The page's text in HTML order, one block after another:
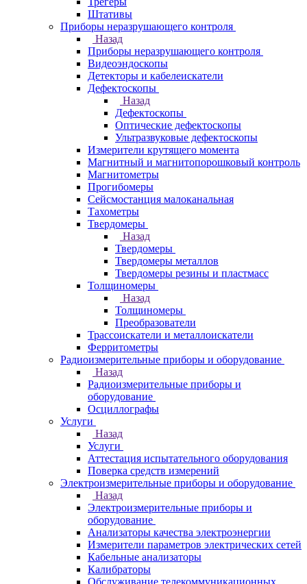
Штативы
Приборы неразрушающего контроля
Назад
Приборы неразрушающего контроля
Видеоэндоскопы
Детекторы и кабелеискатели
Дефектоскопы
Назад
Дефектоскопы
Оптические дефектоскопы
Ультразвуковые дефектоскопы
Измерители крутящего момента
Магнитный и магнитопорошковый контроль
Магнитометры
Прогибомеры
Сейсмостанция малоканальная
Тахометры
Твердомеры
Назад
Твердомеры
Твердомеры металлов
Твердомеры резины и пластмасс
Толщиномеры
Назад
Толщиномеры
Преобразователи
Трассоискатели и металлоискатели
Ферритометры
Радиоизмерительные приборы и оборудование
Назад
Радиоизмерительные приборы и
оборудование
Осциллографы
Услуги
Назад
Услуги
Аттестация испытательного оборудования
Поверка средств измерений
Электроизмерительные приборы и оборудование
Назад
Электроизмерительные приборы и
оборудование
Анализаторы качества электроэнергии
Измерители параметров электрических сетей
Кабельные анализаторы
Калибраторы
Обслуживание телекоммуникационных